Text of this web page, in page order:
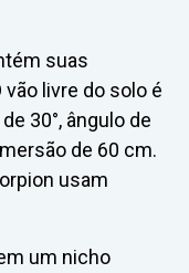
suas
vão livre do solo é
30°, ângulo de
de 60 cm.
usam
um nicho